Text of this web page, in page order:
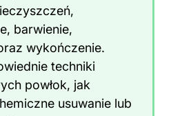
barwienie,
wykończenie.
techniki
powłok, jak
usuwanie lub